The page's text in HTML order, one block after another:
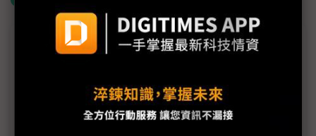
議題精選－FCC禁令預示美網通業震盪
淡旺季效應轉弱、美禁令利多發酵 台網通廠2Q產值